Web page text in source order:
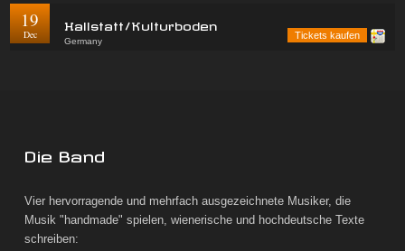
19
Dec
Hallstatt/Kulturboden
Germany
Tickets kaufen
Die Band
Vier hervorragende und mehrfach ausgezeichnete Musiker, die
Musik "handmade" spielen, wienerische und hochdeutsche Texte
schreiben: